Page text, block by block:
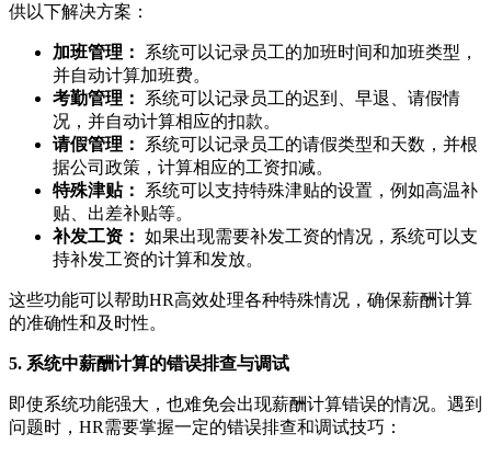
供以下解决方案：
加班管理：
系统可以记录员工的加班时间和加班类型，
并自动计算加班费。
考勤管理：
系统可以记录员工的迟到、早退、请假情
况，并自动计算相应的扣款。
请假管理：
系统可以记录员工的请假类型和天数，并根
据公司政策，计算相应的工资扣减。
特殊津贴：
系统可以支持特殊津贴的设置，例如高温补
贴、出差补贴等。
补发工资： 如果出现需要补发工资的情况，系统可以支
持补发工资的计算和发放。
这些功能可以帮助HR高效处理各种特殊情况，确保薪酬计算
的准确性和及时性。
5. 系统中薪酬计算的错误排查与调试
即使系统功能强大，也难免会出现薪酬计算错误的情况。遇到
问题时，HR需要掌握一定的错误排查和调试技巧：